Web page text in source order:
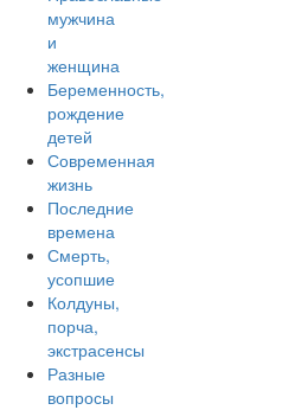
мужчина
и
женщина
Беременность,
рождение
детей
Современная
жизнь
Последние
времена
Смерть,
усопшие
Колдуны,
порча,
экстрасенсы
Разные
вопросы